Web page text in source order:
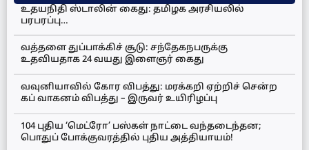
உதயநிதி ஸ்டாலின் கைது: தமிழக அரசியலில்
பரபரப்பு…
வத்தளை துப்பாக்கிச் சூடு: சந்தேகநபருக்கு
உதவியதாக 24 வயது இளைஞர் கைது
வவுனியாவில் கோர விபத்து: மரக்கறி ஏற்றிச் சென்ற
கப் வாகனம் விபத்து – இருவர் உயிரிழப்பு
104 புதிய ‘மெட்ரோ’ பஸ்கள் நாட்டை வந்தடைந்தன;
பொதுப் போக்குவரத்தில் புதிய அத்தியாயம்!